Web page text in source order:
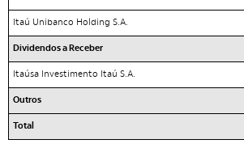
Itaú Unibanco Holding S.A.
Dividendos a Receber
Itaúsa Investimento Itaú S.A.
Outros
Total